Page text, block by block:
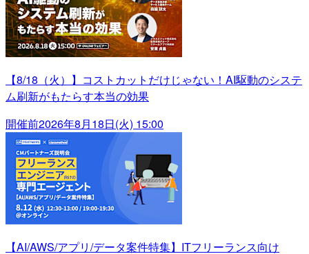
【8/18（火）】コストカットだけじゃない！AI駆動のシステ
ム刷新がもたらす本当の効果
開催前2026年8月18日(火) 15:00
【AI/AWS/アプリ/データ案件特集】ITフリーランス向け